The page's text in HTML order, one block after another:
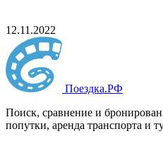
12.11.2022
Поездка.РФ
Поиск, сравнение и
попутки, аренда транспорта и